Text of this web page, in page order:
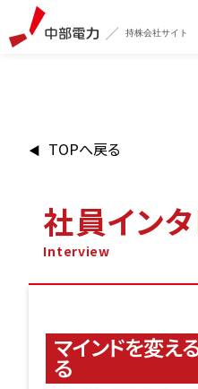
持株会社サイト
◀ TOPへ戻る
社員イン
Interview
マインドを変え
る